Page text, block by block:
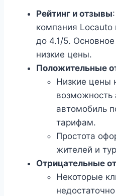
Рейтинг и отзывы
компания Locauto
до 4.1/5.
низкие цены.
Положительные
Низкие цены
возможность
автомобиль
тарифам.
Простота
жителей и
Отрицательные
Некоторые